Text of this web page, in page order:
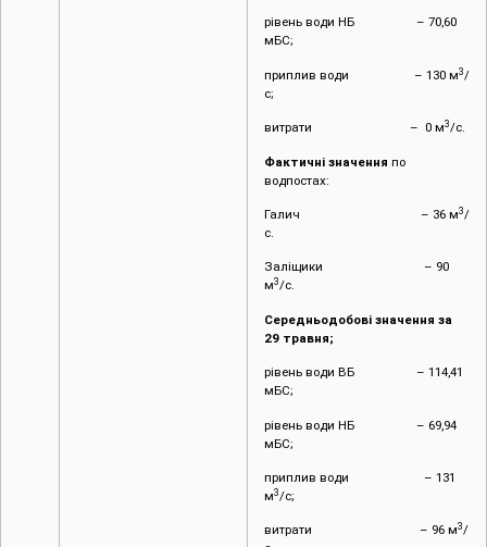
рівень води НБ – 70,60
мБС;
приплив води – 130 м3/
с;
витрати – 0 м3/с.
Фактичні значення по
водпостах:
Галич – 36 м3/
с.
Заліщики – 90
м3/с.
Середньодобові значення за
29 травня;
рівень води ВБ – 114,41
мБС;
рівень води НБ – 69,94
мБС;
приплив води – 131
м3/с;
витрати – 96 м3/